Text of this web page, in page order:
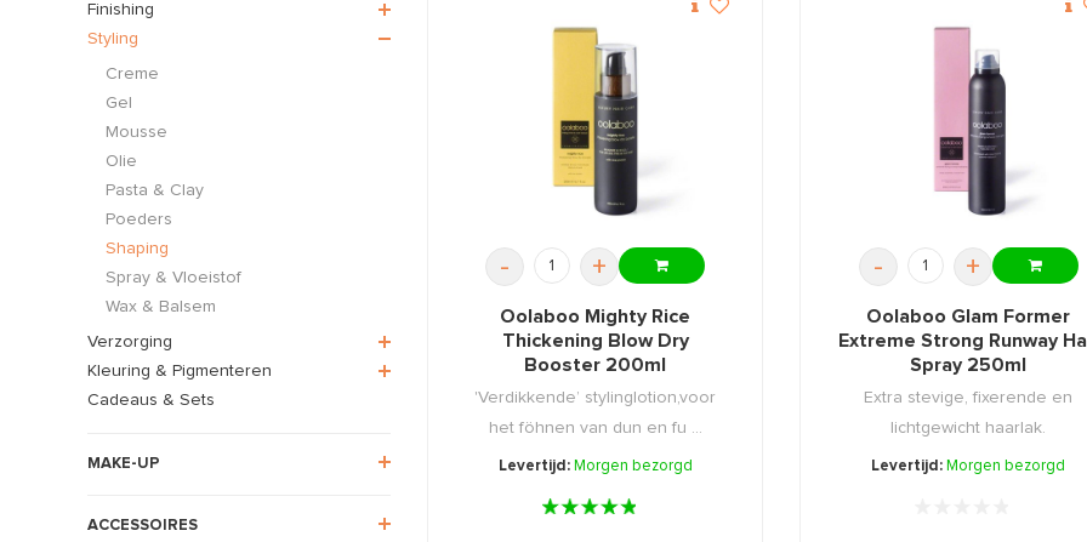
Finishing
Styling
Creme
Gel
Mousse
Olie
Pasta & Clay
Poeders
Shaping
Spray & Vloeistof
Wax & Balsem
Verzorging
Kleuring & Pigmenteren
Cadeaus & Sets
MAKE-UP
ACCESSOIRES
- +
Oolaboo Mighty Rice
Thickening Blow Dry
Booster 200ml
'Verdikkende’ stylinglotion,voor
het föhnen van dun en fu ...
Levertijd: Morgen bezorgd
- +
Oolaboo Glam Former
Extreme Strong Runway
Spray 250ml
Extra stevige, fixerende en
lichtgewicht haarlak.
Levertijd: Morgen bezorgd